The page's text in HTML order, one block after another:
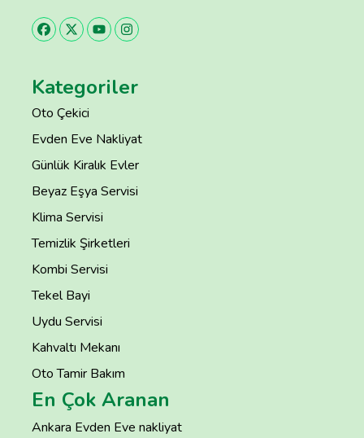
Kategoriler
Oto Çekici
Evden Eve Nakliyat
Günlük Kiralık Evler
Beyaz Eşya Servisi
Klima Servisi
Temizlik Şirketleri
Kombi Servisi
Tekel Bayi
Uydu Servisi
Kahvaltı Mekanı
Oto Tamir Bakım
En Çok Aranan
Ankara Evden Eve nakliyat